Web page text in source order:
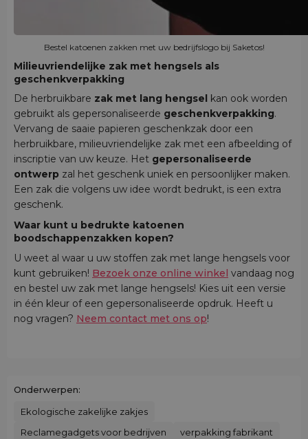
Bestel katoenen zakken met uw bedrijfslogo bij Saketos!
Milieuvriendelijke zak met hengsels als
geschenkverpakking
De herbruikbare zak met lang hengsel kan ook worden
gebruikt als gepersonaliseerde geschenkverpakking.
Vervang de saaie papieren geschenkzak door een
herbruikbare, milieuvriendelijke zak met een afbeelding of
inscriptie van uw keuze. Het gepersonaliseerde
ontwerp zal het geschenk uniek en persoonlijker maken.
Een zak die volgens uw idee wordt bedrukt, is een extra
geschenk.
Waar kunt u bedrukte katoenen
boodschappenzakken kopen?
U weet al waar u uw stoffen zak met lange hengsels voor
kunt gebruiken! Bezoek onze online winkel vandaag nog
en bestel uw zak met lange hengsels! Kies uit een versie
in één kleur of een gepersonaliseerde opdruk. Heeft u
nog vragen? Neem contact met ons op!
Onderwerpen:
Ekologische zakelijke zakjes
Reclamegadgets voor bedrijven
verpakking fabrikant